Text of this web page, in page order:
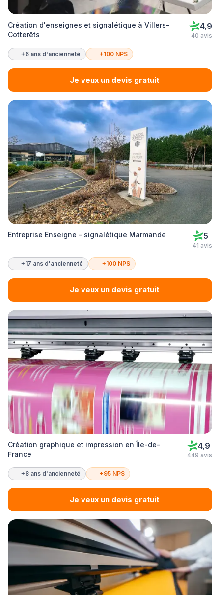
Création d'enseignes et signalétique à Villers-
Cotterêts
4,9
40 avis
+6 ans d'ancienneté +100 NPS
Je veux un devis gratuit
Entreprise Enseigne - signalétique Marmande 5
41 avis
+17 ans d'ancienneté +100 NPS
Je veux un devis gratuit
Création graphique et impression en Île-de-
France
4,9
449 avis
+8 ans d'ancienneté +95 NPS
Je veux un devis gratuit